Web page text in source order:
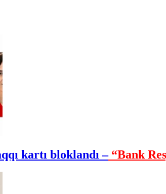
kartı bloklandı –“Bank